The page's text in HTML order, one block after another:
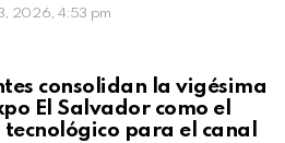
2026, 4:53 pm
consolidan la vigésima
El Salvador como el
para el canal